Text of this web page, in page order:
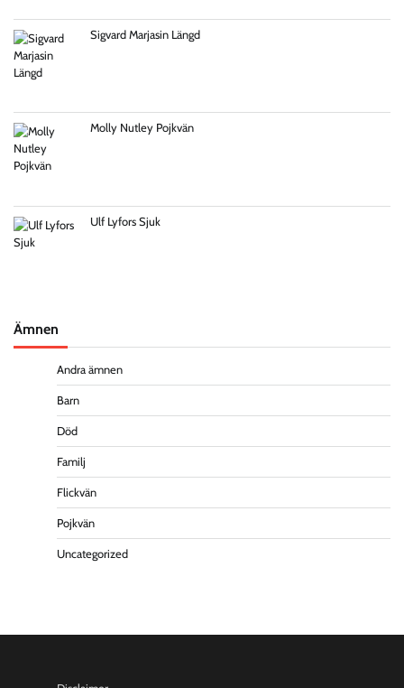
Sigvard Marjasin Längd
Molly Nutley Pojkvän
Ulf Lyfors Sjuk
Ämnen
Andra ämnen
Barn
Död
Familj
Flickvän
Pojkvän
Uncategorized